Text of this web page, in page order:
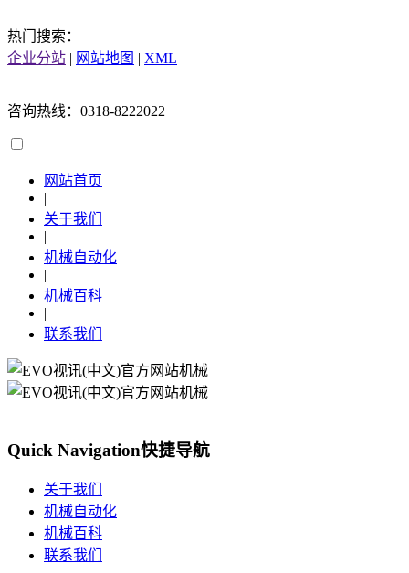
热门搜索：
企业分站 | 网站地图 | XML
咨询热线：0318-8222022
网站首页
|
关于我们
|
机械自动化
|
机械百科
|
联系我们
Quick Navigation快捷导航
关于我们
机械自动化
机械百科
联系我们